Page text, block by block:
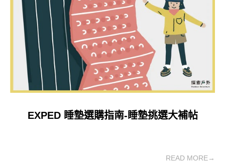
EXPED 睡墊選購指南-睡墊挑選大補帖
READ MORE→